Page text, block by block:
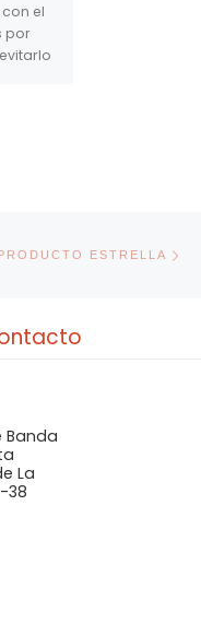
el
por
ESTRELLA
Banda
La
38